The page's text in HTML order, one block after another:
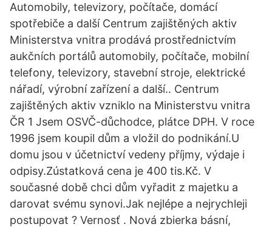
Automobily, televizory, počítače, domácí
spotřebiče a další Centrum zajištěných aktiv
Ministerstva vnitra prodává prostřednictvím
aukčních portálů automobily, počítače, mobilní
telefony, televizory, stavební stroje, elektrické
nářadí, výrobní zařízení a další.. Centrum
zajištěných aktiv vzniklo na Ministerstvu vnitra
ČR 1 Jsem OSVČ-důchodce, plátce DPH. V roce
1996 jsem koupil dům a vložil do podnikání.U
domu jsou v účetnictví vedeny příjmy, výdaje i
odpisy.Zústatková cena je 400 tis.Kč. V
současné době chci dům vyřadit z majetku a
darovat svému synovi.Jak nejlépe a nejrychleji
postupovat ? Vernosť . Nová zbierka básní,